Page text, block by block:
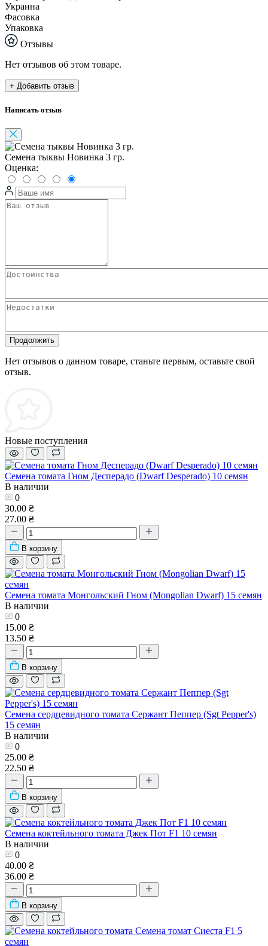
Украина
Фасовка
Упаковка
Отзывы
Нет отзывов об этом товаре.
+ Добавить отзыв
Написать отзыв
Семена тыквы Новинка 3 гр.
Оценка:
Продолжить
Нет отзывов о данном товаре, станьте первым, оставьте свой
отзыв.
Новые поступления
Семена томата Гном Десперадо (Dwarf Desperado) 10 семян
В наличии
0
30.00 ₴
27.00 ₴
В корзину
Семена томата Монгольский Гном (Mongolian Dwarf) 15 семян
В наличии
0
15.00 ₴
13.50 ₴
В корзину
Семена сердцевидного томата Сержант Пеппер (Sgt Pepper's)
15 семян
В наличии
0
25.00 ₴
22.50 ₴
В корзину
Семена коктейльного томата Джек Пот F1 10 семян
В наличии
0
40.00 ₴
36.00 ₴
В корзину